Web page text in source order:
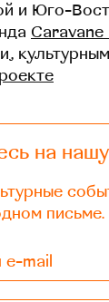
и Юго-
Caravane
на
письме.